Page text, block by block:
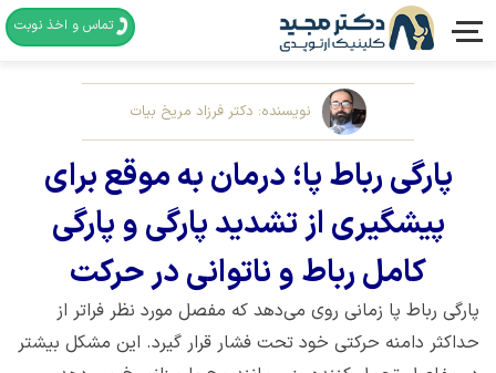
نویسنده: دکتر فرزاد مریخ بیات
پارگی رباط پا؛ درمان به موقع برای
پیشگیری از تشدید پارگی و پارگی
کامل رباط و ناتوانی در حرکت
پارگی رباط پا زمانی روی می‌دهد که مفصل مورد نظر فراتر از
حداکثر دامنه حرکتی خود تحت فشار قرار گیرد. این مشکل بیشتر
تماس و اخذ نوبت